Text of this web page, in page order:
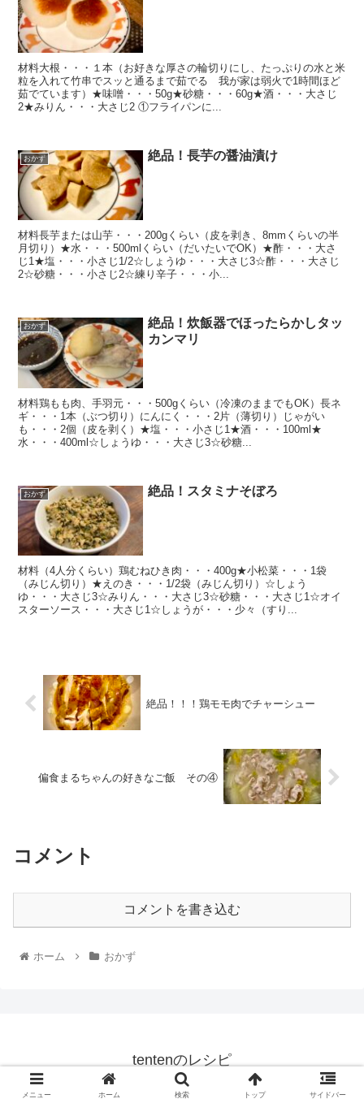
材料大根・・・１本（お好きな厚さの輪切りにし、たっぷりの水と米
粒を入れて竹串でスッと通るまで茹でる 我が家は弱火で1時間ほど
茹でています）★味噌・・・50g★砂糖・・・60g★酒・・・大さじ
2★みりん・・・大さじ2 ①フライパンに...
おかず 絶品！長芋の醤油漬け
材料長芋または山芋・・・200gくらい（皮を剥き、8mmくらいの半
月切り）★水・・・500mlくらい（だいたいでOK）★酢・・・大さ
じ1★塩・・・小さじ1/2☆しょうゆ・・・大さじ3☆酢・・・大さじ
2☆砂糖・・・小さじ2☆練り辛子・・・小...
おかず
絶品！炊飯器でほったらかしタッ
カンマリ
材料鶏もも肉、手羽元・・・500gくらい（冷凍のままでもOK）長ネ
ギ・・・1本（ぶつ切り）にんにく・・・2片（薄切り）じゃがい
も・・・2個（皮を剥く）★塩・・・小さじ1★酒・・・100ml★
水・・・400ml☆しょうゆ・・・大さじ3☆砂糖...
おかず 絶品！スタミナそぼろ
材料（4人分くらい）鶏むねひき肉・・・400g★小松菜・・・1袋
（みじん切り）★えのき・・・1/2袋（みじん切り）☆しょう
ゆ・・・大さじ3☆みりん・・・大さじ3☆砂糖・・・大さじ1☆オイ
スターソース・・・大さじ1☆しょうが・・・少々（すり...
絶品！！！鶏モモ肉でチャーシュー
偏食まるちゃんの好きなご飯 その④
コメント
コメントを書き込む
ホーム おかず
tentenのレシピ
© 2019 tentenのレシピ.
メニュー ホーム 検索 トップ サイドバー